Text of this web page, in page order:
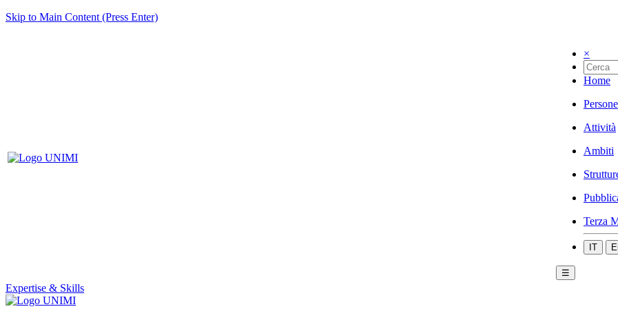
Skip to Main Content (Press Enter)
×
Home
Persone
Attività
Ambiti
Terza
IT
☰
Expertise & Skills